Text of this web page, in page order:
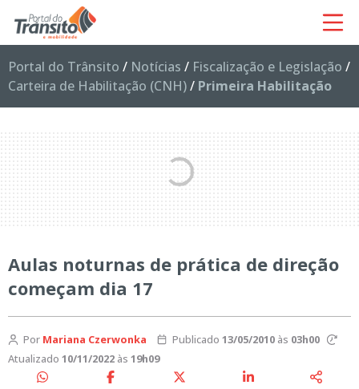
Portal do Trânsito / Notícias / Fiscalização e Legislação /
Carteira de Habilitação (CNH)/ Primeira Habilitação
Aulas noturnas de prática de direção
começam dia 17
Por Mariana Czerwonka Publicado 13/05/2010às 03h00
Atualizado 10/11/2022 às 19h09